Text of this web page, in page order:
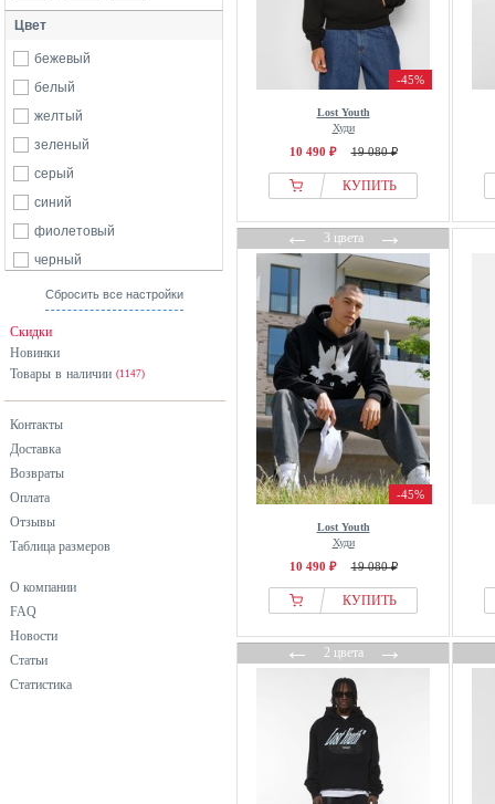
Цвет
бежевый
белый
желтый
зеленый
серый
синий
фиолетовый
черный
Сбросить все настройки
Скидки
Новинки
Товары в наличии (1147)
Контакты
Доставка
Возвраты
Оплата
Отзывы
Таблица размеров
О компании
FAQ
Новости
Статьи
Статистика
-45%
Lost Youth
Худи
10 490 ₽ 19 080 ₽
КУПИТЬ
←3 цвета→
-45%
Lost Youth
Худи
10 490 ₽ 19 080 ₽
КУПИТЬ
←2 цвета→